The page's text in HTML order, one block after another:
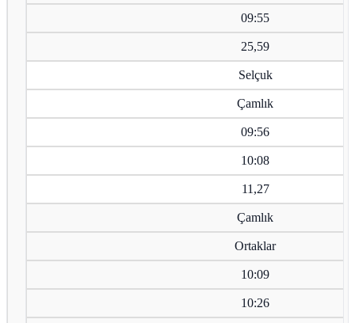
09:55
25,59
Selçuk
Çamlık
09:56
10:08
11,27
Çamlık
Ortaklar
10:09
10:26